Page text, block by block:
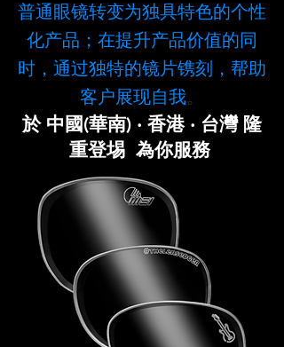
普通眼镜转变为独具特色的个性
化产品；在提升产品价值的同
时，通过独特的镜片镌刻，帮助
客户展现自我。
於 中國(華南) ‧ 香港 ‧ 台灣 隆
重登埸 為你服務